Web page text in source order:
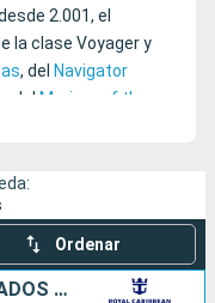
2.001, el
la clase Voyager y
, del Navigator
y del Mariner of the
por sus numerosas
Ordenar
BAHAMAS, PUERTO RICO, ESTADOS UNIDOS